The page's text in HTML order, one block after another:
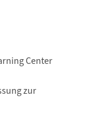
Center
zur